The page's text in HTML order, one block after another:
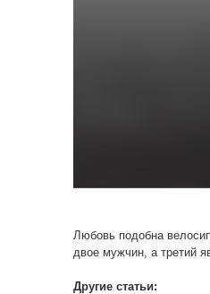
Любовь подобна
двое мужчин, а третий
Другие статьи: